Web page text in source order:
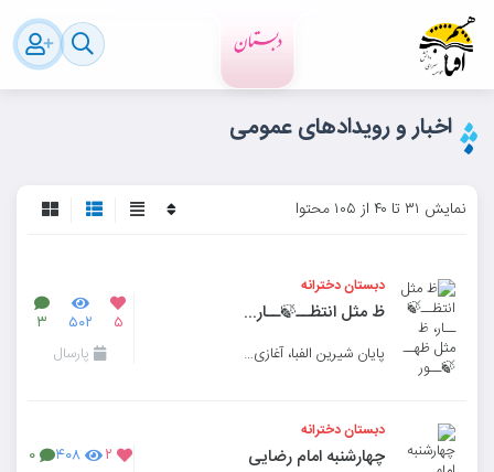
اخبار و رویداد‌های عمومی
نمایش ۳۱ تا ۴۰ از ۱۰۵ محتوا
دبستان دخترانه
ظ مثل انتظــ🍃ـ‌ـار، ظ مثل ظهــ🍃ــور
پایان شیرین الفبا، آغازی برای انتظار
۵ ۵۰۲ ۳
پارسال
دبستان دخترانه
چهارشنبه امام رضایی ۲ ۴۰۸ ۰